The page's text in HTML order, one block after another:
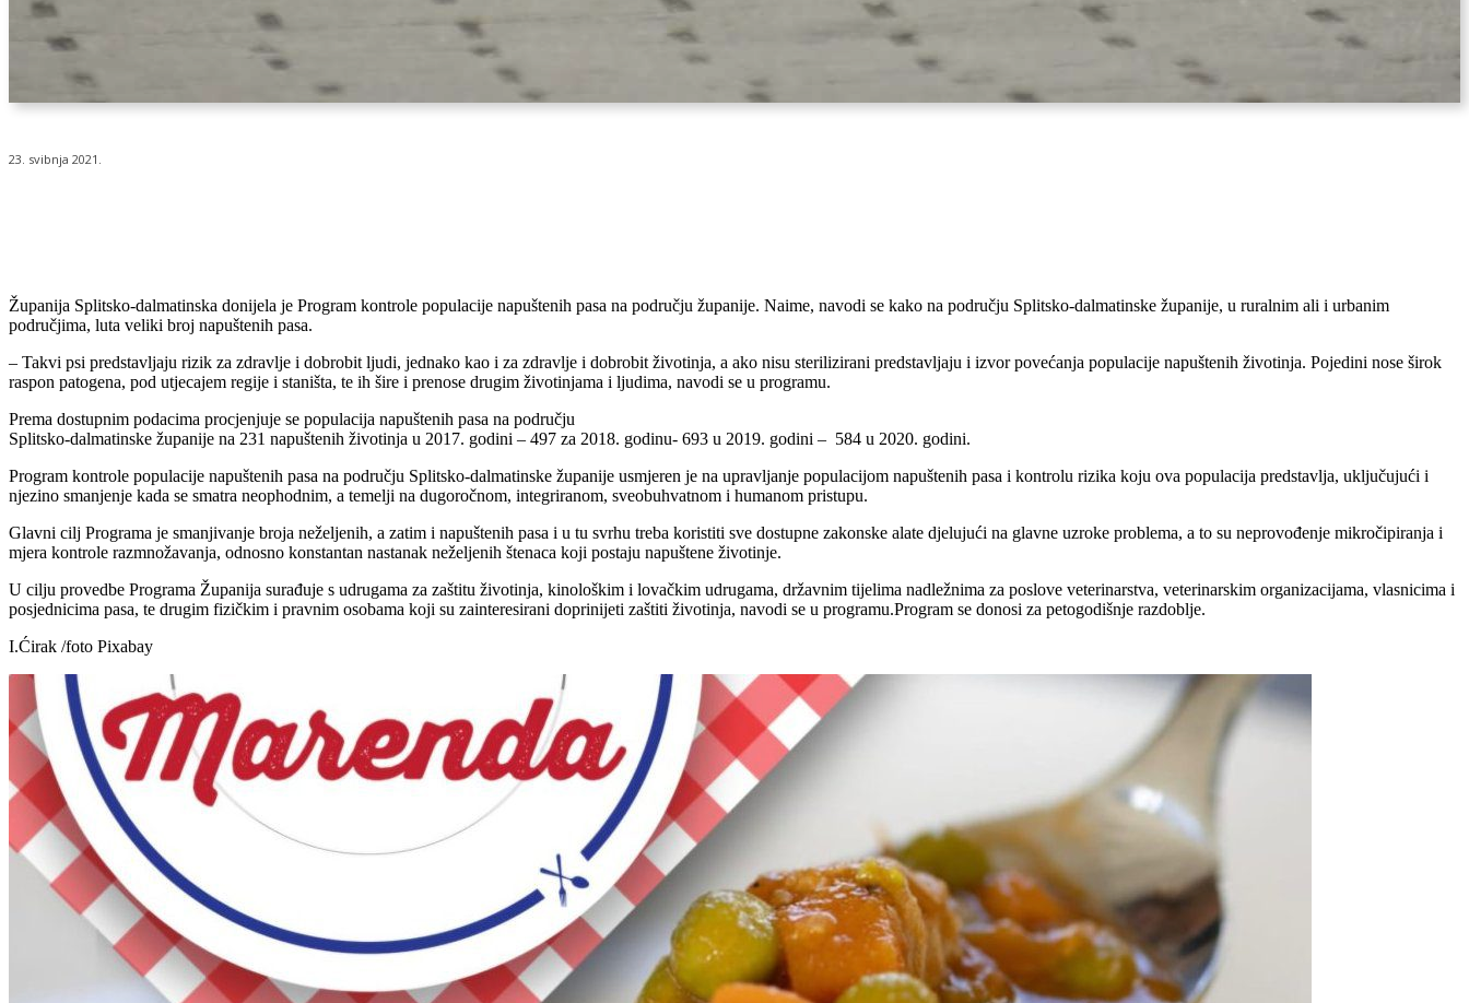
23. svibnja 2021.
Županija Splitsko-dalmatinska donijela je Program kontrole populacije napuštenih pasa na području županije. Naime, navodi se kako na području Splitsko-dalmatinske županije, u ruralnim ali i urbanim
područjima, luta veliki broj napuštenih pasa.
– Takvi psi predstavljaju rizik za zdravlje i dobrobit ljudi, jednako kao i za zdravlje i dobrobit životinja, a ako nisu sterilizirani predstavljaju i izvor povećanja populacije napuštenih životinja. Pojedini nose širok
raspon patogena, pod utjecajem regije i staništa, te ih šire i prenose drugim životinjama i ljudima, navodi se u programu.
Prema dostupnim podacima procjenjuje se populacija napuštenih pasa na području
Splitsko-dalmatinske županije na 231 napuštenih životinja u 2017. godini – 497 za 2018. godinu- 693 u 2019. godini – 584 u 2020. godini.
Program kontrole populacije napuštenih pasa na području Splitsko-dalmatinske županije usmjeren je na upravljanje populacijom napuštenih pasa i kontrolu rizika koju ova populacija predstavlja, uključujući i
njezino smanjenje kada se smatra neophodnim, a temelji na dugoročnom, integriranom, sveobuhvatnom i humanom pristupu.
Glavni cilj Programa je smanjivanje broja neželjenih, a zatim i napuštenih pasa i u tu svrhu treba koristiti sve dostupne zakonske alate djelujući na glavne uzroke problema, a to su neprovođenje mikročipiranja i
mjera kontrole razmnožavanja, odnosno konstantan nastanak neželjenih štenaca koji postaju napuštene životinje.
U cilju provedbe Programa Županija surađuje s udrugama za zaštitu životinja, kinološkim i lovačkim udrugama, državnim tijelima nadležnima za poslove veterinarstva, veterinarskim organizacijama, vlasnicima i
posjednicima pasa, te drugim fizičkim i pravnim osobama koji su zainteresirani doprinijeti zaštiti životinja, navodi se u programu.Program se donosi za petogodišnje razdoblje.
I.Ćirak /foto Pixabay